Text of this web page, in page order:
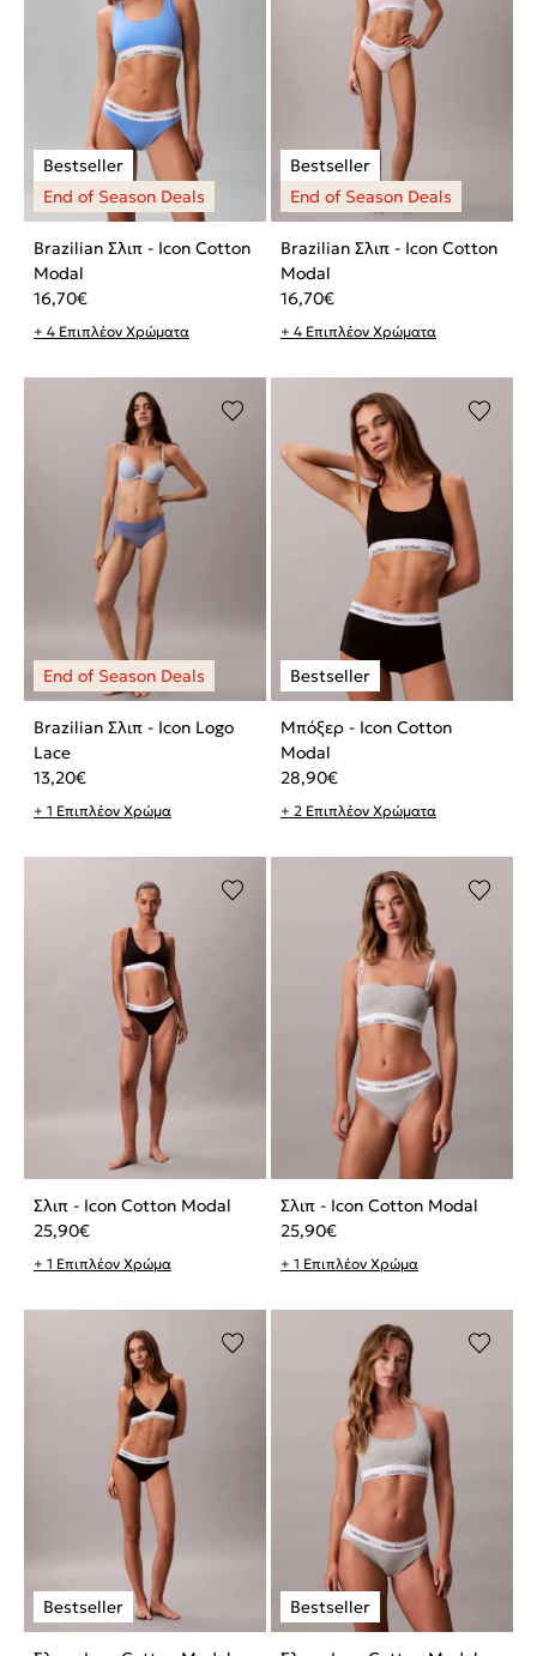
Brazilian Σλιπ - Icon Cotton
Modal
16,70€
+ 4 Επιπλέον Χρώματα
Brazilian Σλιπ - Icon Cotton
Modal
16,70€
+ 4 Επιπλέον Χρώματα
Brazilian Σλιπ - Icon Logo
Lace
13,20€
+ 1 Επιπλέον Χρώμα
Μπόξερ - Icon Cotton
Modal
28,90€
+ 2 Επιπλέον Χρώματα
Σλιπ - Icon Cotton Modal
25,90€
+ 1 Επιπλέον Χρώμα
Σλιπ - Icon Cotton Modal
25,90€
+ 1 Επιπλέον Χρώμα